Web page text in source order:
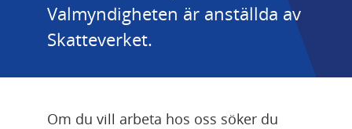
Valmyndigheten är anställda av
Skatteverket.
Om du vill arbeta hos oss söker du